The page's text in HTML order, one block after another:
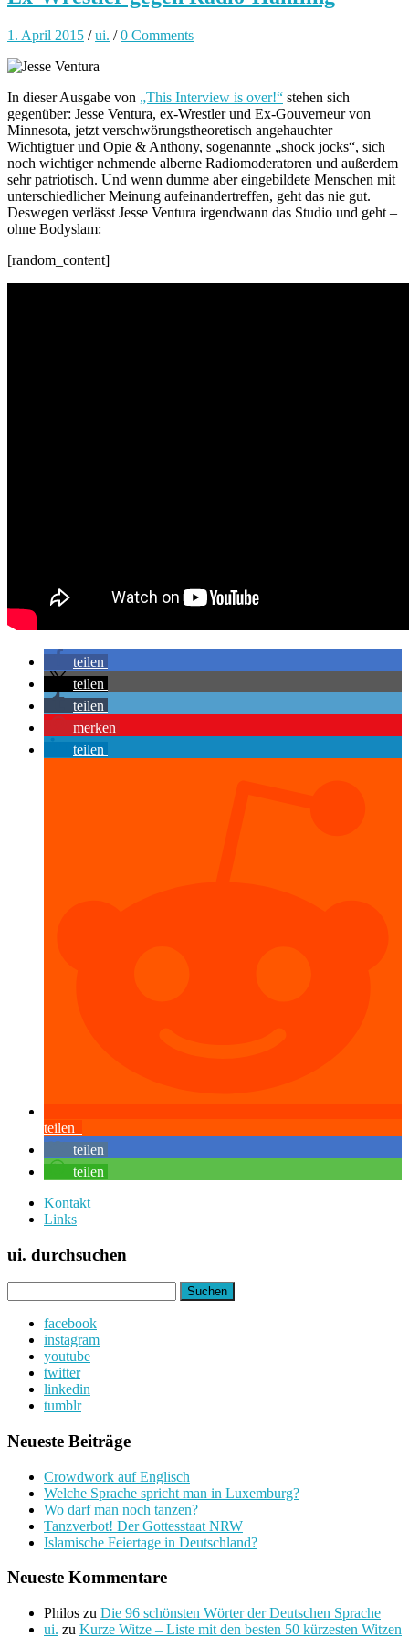
1. April 2015 /ui. /0 Comments
In dieser Ausgabe von „This Interview is over!“ stehen sich
gegenüber: Jesse Ventura, ex-Wrestler und Ex-Gouverneur von
Minnesota, jetzt verschwörungstheoretisch angehauchter
Wichtigtuer und Opie & Anthony, sogenannte „shock jocks“, sich
noch wichtiger nehmende alberne Radiomoderatoren und außerdem
sehr patriotisch. Und wenn dumme aber eingebildete Menschen mit
unterschiedlicher Meinung aufeinandertreffen, geht das nie gut.
Deswegen verlässt Jesse Ventura irgendwann das Studio und geht –
ohne Bodyslam:
[random_content]
teilen
teilen
teilen
merken
teilen
teilen
teilen
teilen
Kontakt
Links
ui. durchsuchen
nach:
facebook
instagram
youtube
twitter
linkedin
tumblr
Neueste Beiträge
Crowdwork auf Englisch
Welche Sprache spricht man in Luxemburg?
Wo darf man noch tanzen?
Tanzverbot! Der Gottesstaat NRW
Islamische Feiertage in Deutschland?
Neueste Kommentare
Philos zu Die 96 schönsten Wörter der Deutschen Sprache
ui. zu Kurze Witze – Liste mit den besten 50 kürzesten Witzen